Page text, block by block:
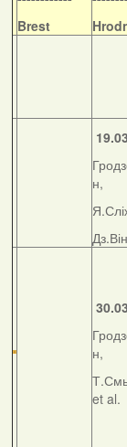
Brest
19.03
н,
30.03
н,
et al.